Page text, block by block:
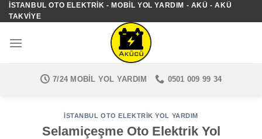
İçeriğe
atla
İSTANBUL OTO ELEKTRIK - MOBIL YOL YARDIM - AKÜ - AKÜ
TAKVIYE
7/24 MOBIL YOL YARDIM 0501 009 99 34
İSTANBUL OTO ELEKTRIK YOL YARDIM
Selamiçeşme Oto Elektrik Yol